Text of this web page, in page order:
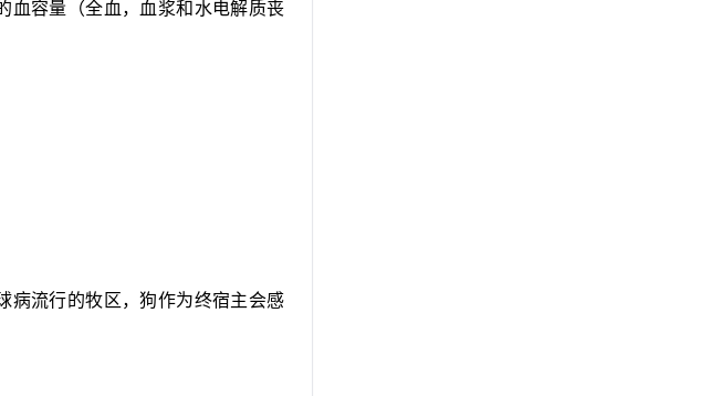
血容量（全血，血浆和水电解质丧
病流行的牧区，狗作为终宿主会感